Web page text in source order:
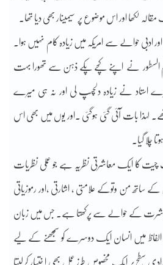
لکھا اور اس موضوع پر سیمینار بھی دیا تھا۔
ادبی حوالے سے امریکہ میں زیادہ کام نہیں ہوا۔
السطور نے اپنے کچے پکے ذہن سے تھورا بہت
استاد نے زیادہ دلچسپ لی اور نہ ہی میرے
لہذا بات آئی گئی ہوگئی ۔اور یوں میں بھی اس
گیا۔
چیت کا ایک معاشرتی نظریہ ہے جو عملی نظریات
ساتھ من وتوکے علامتی ، اشارتی ،اور رموزیاتی
کے حوالے سے پرکھتا ہے۔ جس میں زبان
میں انسان ایک دوسرے کو سمجھنے کے لیے
سطح پر ایک مخصوص طرز عمل بھی ا ختیار کرلیتا